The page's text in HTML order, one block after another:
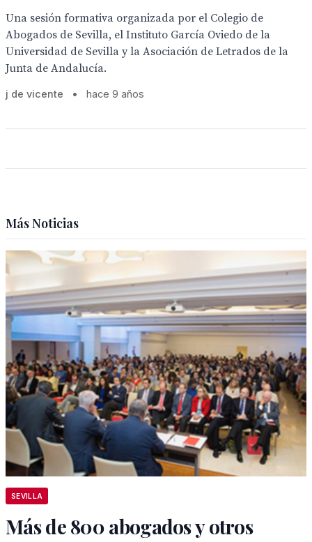
Una sesión formativa organizada por el Colegio de
Abogados de Sevilla, el Instituto García Oviedo de la
Universidad de Sevilla y la Asociación de Letrados de la
Junta de Andalucía.
j de vicente • hace 9 años
Más Noticias
SEVILLA
Más de 800 abogados y otros